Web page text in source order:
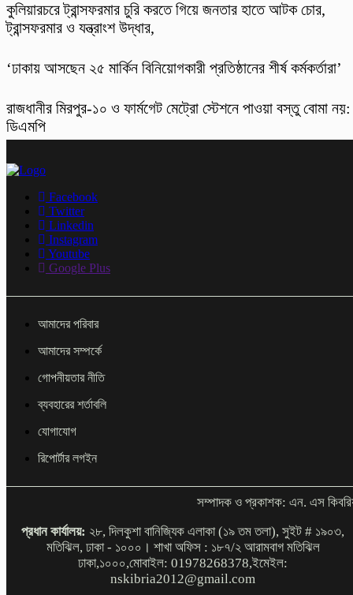
কুলিয়ারচরে ট্রান্সফরমার চুরি করতে গিয়ে জনতার হাতে আটক চোর,
ট্রান্সফরমার ও যন্ত্রাংশ উদ্ধার,
‘ঢাকায় আসছেন ২৫ মার্কিন বিনিয়োগকারী প্রতিষ্ঠানের শীর্ষ কর্মকর্তারা’
রাজধানীর মিরপুর-১০ ও ফার্মগেট মেট্রো স্টেশনে পাওয়া বস্তু বোমা নয়:
ডিএমপি
Facebook
Twitter
Linkedin
Instagram
Youtube
Google Plus
আমাদের পরিবার
আমাদের সম্পর্কে
গোপনীয়তার নীতি
ব্যবহারের শর্তাবলি
যোগাযোগ
রিপোর্টার লগইন
সম্পাদক ও প্রকাশক: এন. এস
প্রধান কার্যালয়: ২৮, দিলকুশা বানিজ্যিক এলাকা (১৯ তম তলা), সুইট # ১৯০৩,
মতিঝিল, ঢাকা - ১০০০। শাখা অফিস : ১৮৭/২ আরামবাগ মতিঝিল
ঢাকা,১০০০,মোবাইল: 01978268378,ইমেইল:
nskibria2012@gmail.com